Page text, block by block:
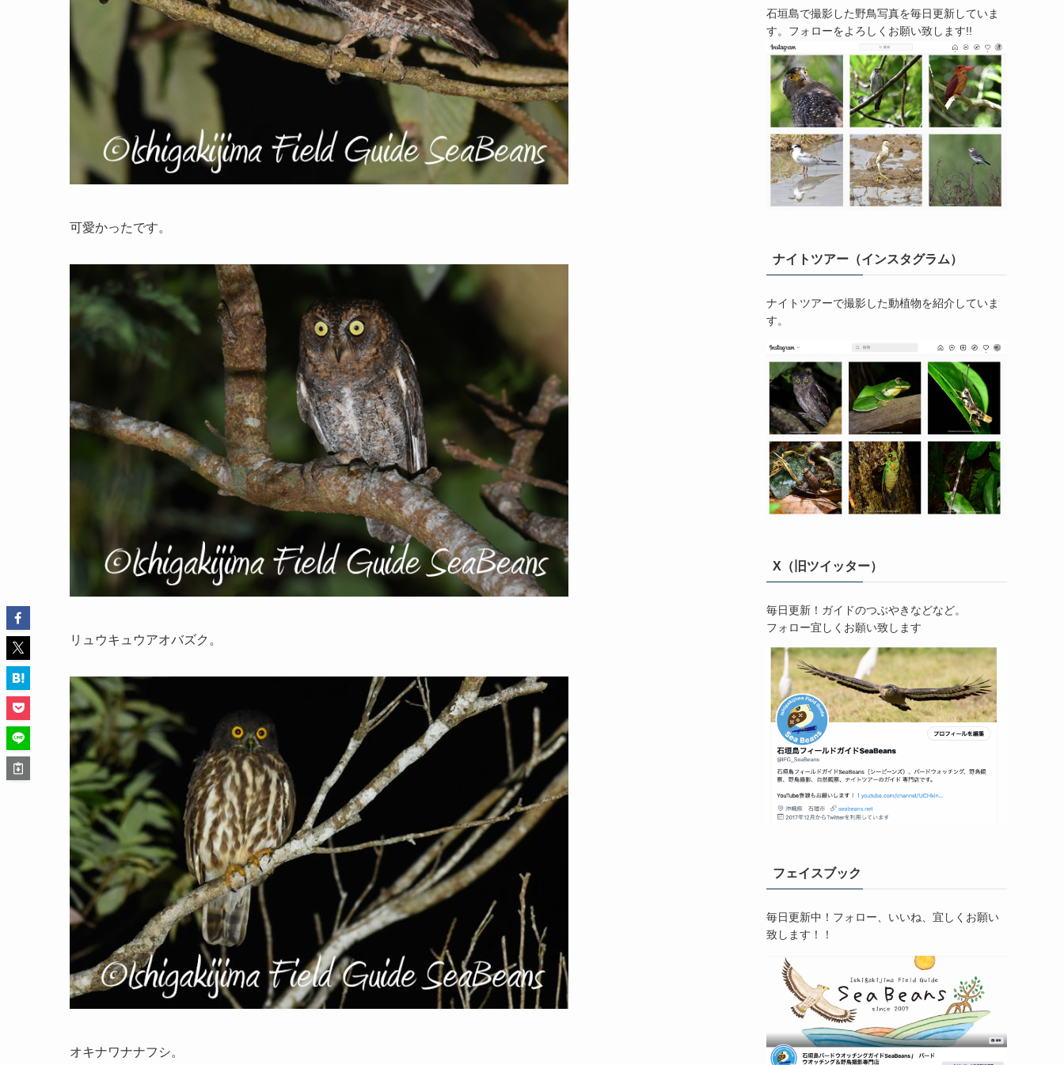
可愛かったです。
リュウキュウアオバズク。
オキナワナナフシ。
石垣島で撮影した野鳥写真を毎日更新していま
す。フォローをよろしくお願い致します!!
ナイトツアー（インスタグラム）
ナイトツアーで撮影した動植物を紹介していま
す。
X（旧ツイッター）
毎日更新！ガイドのつぶやきなどなど。
フォロー宜しくお願い致します
フェイスブック
毎日更新中！フォロー、いいね、宜しくお願い
致します！！